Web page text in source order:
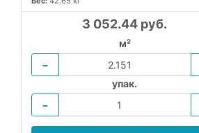
3 052.44 руб.
м²
−
упак.
−